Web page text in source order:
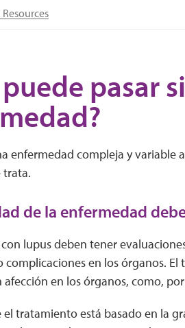
Resources
puede pasar
enfermedad compleja y
trata.
de la enfermedad
lupus deben tener
complicaciones en los órganos.
afección en los órganos, como,
el tratamiento está basado en la